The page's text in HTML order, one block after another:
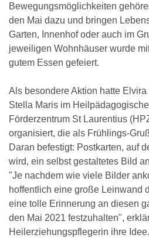
Bewegungsmöglichkeiten
den Mai dazu und bringen
Garten, Innenhof oder auch im
jeweiligen Wohnhäuser wurde
gutem Essen gefeiert.
Als besondere Aktion hatte
Stella Maris im
Förderzentrum St Laurentius
organisiert, die als Frühlings-
Daran befestigt: Postkarten, auf
wird, ein selbst gestaltetes Bild
"Je nachdem wie viele Bilder
hoffentlich eine große Leinwand
eine tolle Erinnerung an diesen
den Mai 2021 festzuhalten",
Heilerziehungspflegerin ihre Idee.